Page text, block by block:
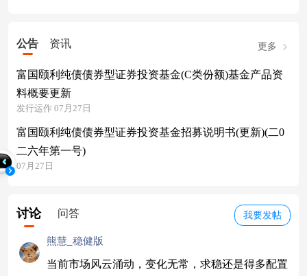
公告 资讯 更多
富国颐利纯债债券型证券投资基金(C类份额)基金产品资
料概要更新
发行运作 07月27日
富国颐利纯债债券型证券投资基金招募说明书(更新)(二0
二六年第一号)
07月27日
我要发帖
讨论 问答
熊慧_稳健版
当前市场风云涌动，变化无常，求稳还是得多配置